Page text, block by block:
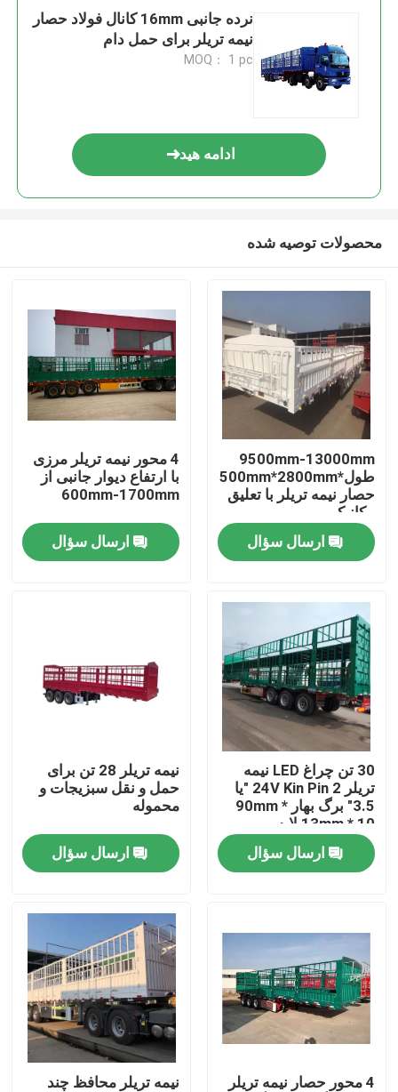
محصولات
فیلم های
درباره ما
تور کارخانه
کنترل کیفیت
درخواست نقل قول
کامیون های زباله برداری استفاده شده
کامیون های تخلیه کننده دست دوم
نرده جانبی 16mm کانال فولاد حصار
نیمه تریلر برای حمل دام
MOQ： 1 pc
ادامه هید
محصولات توصیه شده
9500mm-13000mm
طول*2500mm*2800mm
حصار نیمه تریلر با تعلیق
مکانیکی
ارسال سؤال
4 محور نیمه تریلر مرزی
با ارتفاع دیوار جانبی از
600mm-1700mm
ارسال سؤال
30 تن چراغ LED نیمه
تریلر 24V Kin Pin 2 "یا
3.5" برگ بهار 90mm *
13mm * 10 لایه
ارسال سؤال
نیمه تریلر 28 تن برای
حمل و نقل سبزیجات و
محموله
ارسال سؤال
4 محور حصار نیمه تریلر
نیمه تریلر محافظ چند